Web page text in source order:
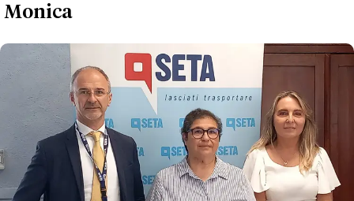
Monica